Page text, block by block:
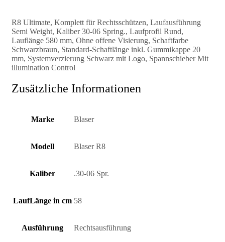
R8 Ultimate, Komplett für Rechtsschützen, Laufausführung
Semi Weight, Kaliber 30-06 Spring., Laufprofil Rund,
Lauflänge 580 mm, Ohne offene Visierung, Schaftfarbe
Schwarzbraun, Standard-Schaftlänge inkl. Gummikappe 20
mm, Systemverzierung Schwarz mit Logo, Spannschieber Mit
illumination Control
Zusätzliche Informationen
Marke Blaser
Modell Blaser R8
Kaliber .30-06 Spr.
LaufLänge in cm 58
Ausführung Rechtsausführung